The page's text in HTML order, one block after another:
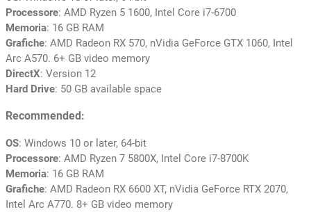
Processore: AMD Ryzen 5 1600, Intel Core i7-6700
Memoria: 16 GB RAM
Grafiche: AMD Radeon RX 570, nVidia GeForce GTX 1060, Intel
Arc A570. 6+ GB video memory
DirectX: Version 12
Hard Drive: 50 GB available space
Recommended:
OS: Windows 10 or later, 64-bit
Processore: AMD Ryzen 7 5800X, Intel Core i7-8700K
Memoria: 16 GB RAM
Grafiche: AMD Radeon RX 6600 XT, nVidia GeForce RTX 2070,
Intel Arc A770. 8+ GB video memory